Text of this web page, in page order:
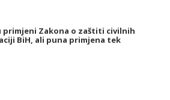
primjeni Zakona o zaštiti civilnih
BiH, ali puna primjena tek